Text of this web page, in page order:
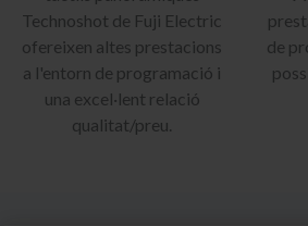
Technoshot de Fuji Electric
ofereixen altes prestacions
a l'entorn de programació i
una excel·lent relació
qualitat/preu.
de